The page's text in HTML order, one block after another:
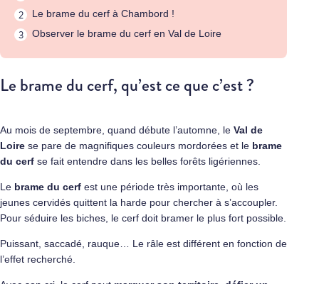
Le brame du cerf à Chambord !
Observer le brame du cerf en Val de Loire
Le brame du cerf, qu’est ce que c’est ?
Au mois de septembre, quand débute l’automne, le Val de
Loire se pare de magnifiques couleurs mordorées et le brame
du cerf se fait entendre dans les belles forêts ligériennes.
Le brame du cerf est une période très importante, où les
jeunes cervidés quittent la harde pour chercher à s’accoupler.
Pour séduire les biches, le cerf doit bramer le plus fort possible.
Puissant, saccadé, rauque… Le râle est différent en fonction de
l’effet recherché.